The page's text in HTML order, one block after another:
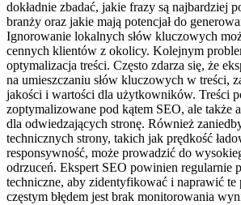
dokładnie zbadać, jakie frazy są najbardziej
branży oraz jakie mają potencjał do
Ignorowanie lokalnych słów kluczowych
cennych klientów z okolicy. Kolejnym
optymalizacja treści. Często zdarza się, że
na umieszczaniu słów kluczowych w treści,
jakości i wartości dla użytkowników. Treści
zoptymalizowane pod kątem SEO, ale także
dla odwiedzających stronę. Również
technicznych strony, takich jak prędkość
responsywność, może prowadzić do
odrzuceń. Ekspert SEO powinien regularnie
techniczne, aby zidentyfikować i naprawić te
częstym błędem jest brak monitorowania